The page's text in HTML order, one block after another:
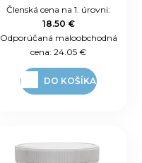
Členská cena na 1. úrovni:
18.50 €
Odporúčaná maloobchodná
cena:24.05 €
DO KOŠÍKA